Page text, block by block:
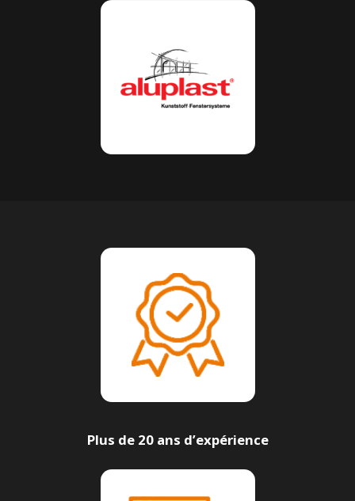
Plus de 20 ans d’expérience